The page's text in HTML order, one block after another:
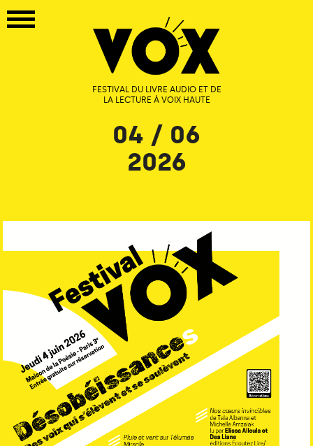
FESTIVAL DU LIVRE AUDIO ET DE
LA LECTURE À VOIX HAUTE
04 / 06
2026